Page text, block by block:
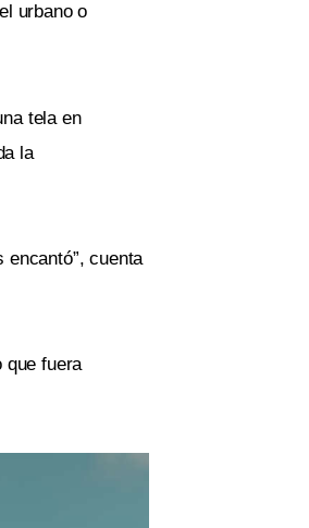
urbano o
tela en
la
cuenta
que fuera